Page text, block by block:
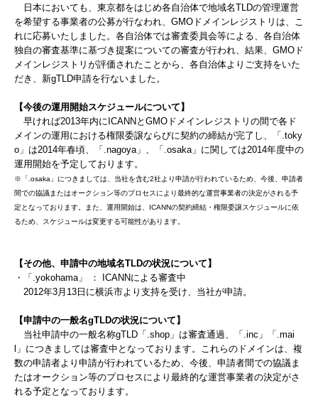
日本においても、東京都をはじめ各自治体で地域名TLDの管理運営
を希望する事業者の公募が行なわれ、GMOドメインレジストリは、こ
れに応募いたしました。各自治体では審査委員会等による、各自治体
独自の審査基準に基づき提案についての審査が行われ、結果、GMOド
メインレジストリが評価されたことから、各自治体よりご支持をいた
だき、新gTLD申請を行ないました。
【今後の運用開始スケジュールについて】
早ければ2013年内にICANNとGMOドメインレジストリの間で各ド
メインの運用における権限委譲ならびに契約の締結が完了し、「.toky
o」は2014年春頃、「.nagoya」、「.osaka」に関しては2014年度中の
運用開始を予定しております。
※「.osaka」につきましては、当社を含む2社より申請が行われているため、今後、申請者
間での協議またはオークション等のプロセスにより最終的な運営事業者の決定がされる予
定となっております。また、運用開始は、ICANNの契約締結・権限委譲スケジュールに依
るため、スケジュールは変更する可能性があります。
【その他、申請中の地域名TLDの状況について】
・「.yokohama」 ： ICANNによる審査中
2012年3月13日に横浜市より支持を受け、当社が申請。
【申請中の一般名gTLDの状況について】
当社申請中の一般名称gTLD「.shop」は審査通過、「.inc」「.mai
l」につきましては審査中となっております。これらのドメインは、複
数の申請者より申請が行われているため、今後、申請者間での協議ま
たはオークション等のプロセスにより最終的な運営事業者の決定がさ
れる予定となっております。